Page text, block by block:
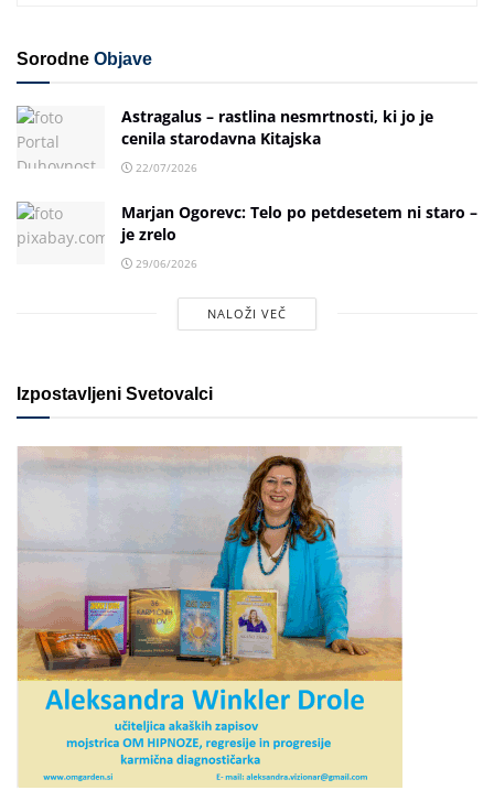
Sorodne Objave
Astragalus – rastlina nesmrtnosti, ki jo je
cenila starodavna Kitajska
22/07/2026
Marjan Ogorevc: Telo po petdesetem ni staro –
je zrelo
29/06/2026
NALOŽI VEČ
Izpostavljeni Svetovalci